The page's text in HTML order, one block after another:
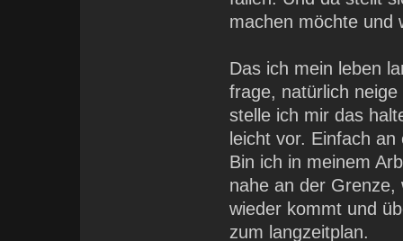
machen möchte und
Das ich mein leben
frage, natürlich
stelle ich mir das
leicht vor. Einfach
Bin ich in meinem
nahe an der Grenze,
wieder kommt und
zum langzeitplan.